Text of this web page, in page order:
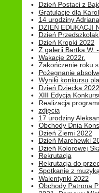
Dzień Postaci z
Gratulacje dla
14 urodziny Adriana
DZIEŃ EDUKACJI
Dzień
Dzień Kropki 2022
Z galerii Bartka W. -
Wakacje 2022r.
Zakończenie roku
Pożegnanie
Wyniki konkursu
Dzień Dziecka 2022
XIII Edycja
Realizacja
zdjęcia
17 urodziny
Obchody Dnia
Dzień Ziemi 2022
Dzień Marchewki
Dzień Kolorowej
Rekrutacja
Rekrutacja do
Spotkanie z
Walentynki 2022
Obchody Patrona